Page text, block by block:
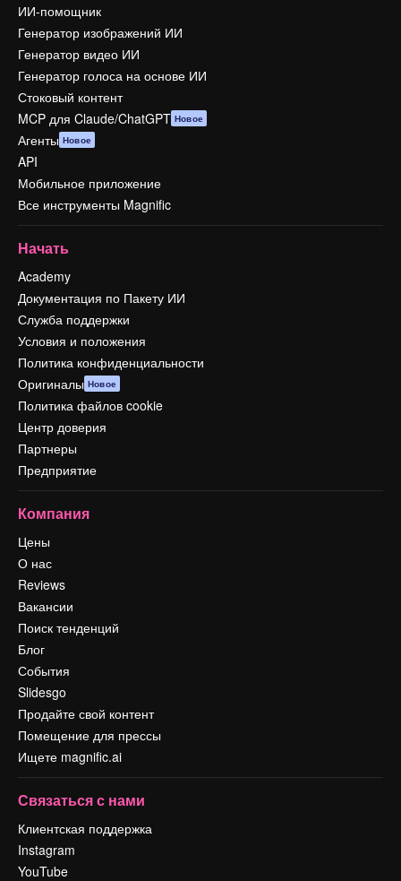
ИИ-помощник
Генератор изображений ИИ
Генератор видео ИИ
Генератор голоса на основе ИИ
Стоковый контент
MCP для Claude/ChatGPT Новое
Агенты Новое
API
Мобильное приложение
Все инструменты Magnific
Начать
Academy
Документация по Пакету ИИ
Служба поддержки
Условия и положения
Политика конфиденциальности
Оригиналы Новое
Политика файлов cookie
Центр доверия
Партнеры
Предприятие
Компания
Цены
О нас
Reviews
Вакансии
Поиск тенденций
Блог
События
Slidesgo
Продайте свой контент
Помещение для прессы
Ищете magnific.ai
Связаться с нами
Клиентская поддержка
Instagram
YouTube